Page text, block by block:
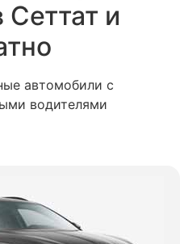
Сеттат и
автомобили с
водителями